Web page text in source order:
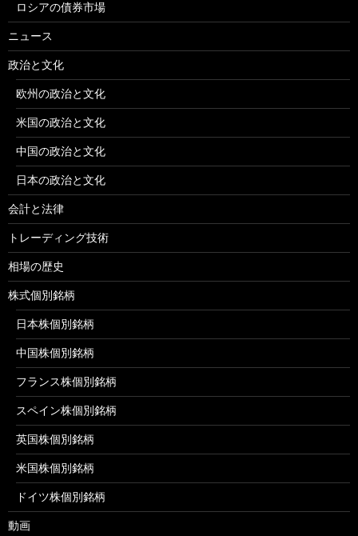
ロシアの債券市場
ニュース
政治と文化
欧州の政治と文化
米国の政治と文化
中国の政治と文化
日本の政治と文化
会計と法律
トレーディング技術
相場の歴史
株式個別銘柄
日本株個別銘柄
中国株個別銘柄
フランス株個別銘柄
スペイン株個別銘柄
英国株個別銘柄
米国株個別銘柄
ドイツ株個別銘柄
動画